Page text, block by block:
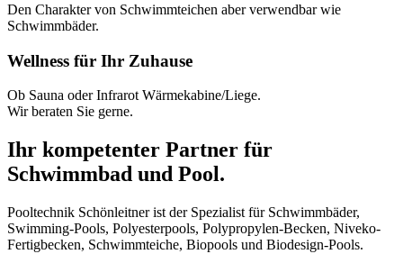
Den Charakter von Schwimmteichen aber verwendbar wie
Schwimmbäder.
Wellness für Ihr Zuhause
Ob Sauna oder Infrarot Wärmekabine/Liege.
Wir beraten Sie gerne.
Ihr kompetenter Partner für
Schwimmbad und Pool.
Pooltechnik Schönleitner ist der Spezialist für Schwimmbäder,
Swimming-Pools, Polyesterpools, Polypropylen-Becken, Niveko-
Fertigbecken, Schwimmteiche, Biopools und Biodesign-Pools.